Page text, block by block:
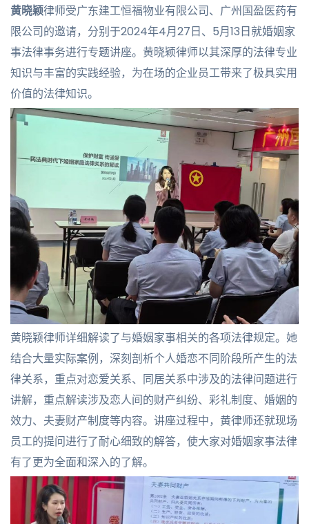
黄晓颖律师受广东建工恒福物业有限公司、广州国盈医药有
限公司的邀请，分别于2024年4月27日、5月13日就婚姻家
事法律事务进行专题讲座。黄晓颖律师以其深厚的法律专业
知识与丰富的实践经验，为在场的企业员工带来了极具实用
价值的法律知识。
黄晓颖律师详细解读了与婚姻家事相关的各项法律规定。她
结合大量实际案例，深刻剖析个人婚恋不同阶段所产生的法
律关系，重点对恋爱关系、同居关系中涉及的法律问题进行
讲解，重点解读涉及恋人间的财产纠纷、彩礼制度、婚姻的
效力、夫妻财产制度等内容。讲座过程中，黄律师还就现场
员工的提问进行了耐心细致的解答，使大家对婚姻家事法律
有了更为全面和深入的了解。